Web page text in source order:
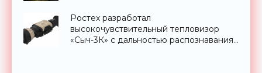
Ростех разработал
высокочувствительный тепловизор
«Сыч-3К» с дальностью распознавания